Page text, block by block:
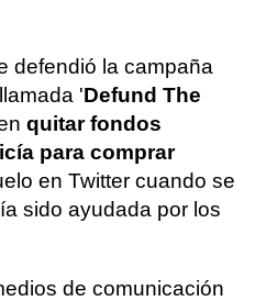
defendió la campaña
'Defund The
quitar fondos
para comprar
en Twitter cuando se
sido ayudada por los
de comunicación